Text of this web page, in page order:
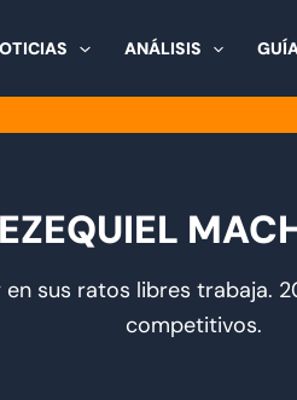
ANÁLISIS
EZEQUIEL
sus ratos libres trabaja.
competitivos.